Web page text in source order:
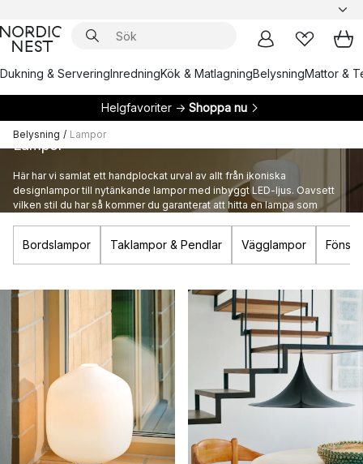
Dukning & ServeringInredningKök & MatlagningBelysningMattor &
Helgfavoriter → Shoppa nu
Belysning / Lampor
Lampor
Här har vi samlat ett handplockat urval av allt från ikoniska
designlampor till nytänkande lampor med inbyggt LED-ljus. Oavsett
vilken stil du har så kommer du garanterat att hitta en lampa som
Bordslampor Taklampor & Pendlar Vägglampor